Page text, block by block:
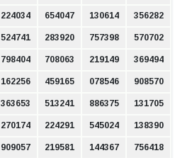
224034 654047 130614 356282
524741 283920 757398 570702
798404 708063 219149 369494
162256 459165 078546 908570
363653 513241 886375 131705
270174 224291 545024 138390
909057 219581 144367 756418